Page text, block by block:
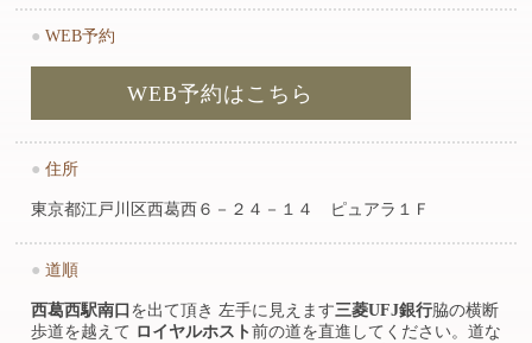
● WEB予約
WEB予約はこちら
● 住所
東京都江戸川区西葛西６－２４－１４ ピュアラ１Ｆ
● 道順
西葛西駅南口 を出て頂き 左手に見えます三菱UFJ銀行脇の横断
歩道を越えて ロイヤルホスト前の道を直進してください。道な